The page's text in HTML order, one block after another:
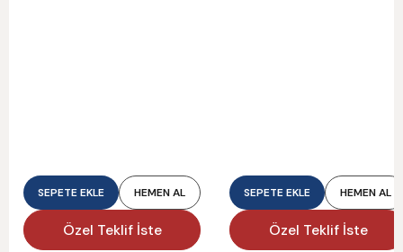
SEPETE EKLE HEMEN AL
Özel Teklif İste
SEPETE EKLE HEMEN AL
Özel Teklif İste